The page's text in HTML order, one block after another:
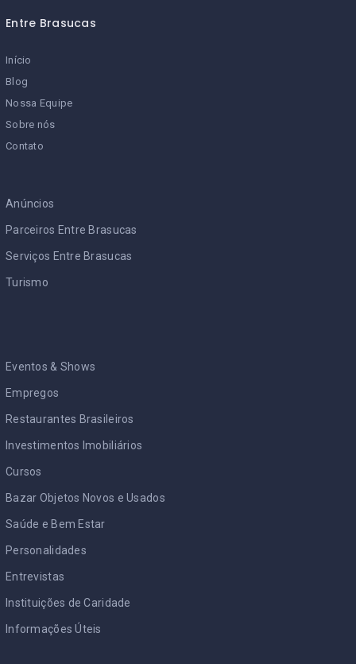
Entre Brasucas
Início
Blog
Nossa Equipe
Sobre nós
Contato
Anúncios
Parceiros Entre Brasucas
Serviços Entre Brasucas
Turismo
Eventos & Shows
Empregos
Restaurantes Brasileiros
Investimentos Imobiliários
Cursos
Bazar Objetos Novos e Usados
Saúde e Bem Estar
Personalidades
Entrevistas
Instituições de Caridade
Informações Úteis